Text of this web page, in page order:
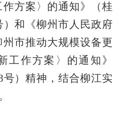
方案〉的通知》（桂
）和《柳州市人民政府
市推动大规模设备更
工作方案〉的通知》
号）精神，结合柳江实